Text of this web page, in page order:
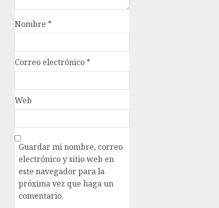
Nombre *
Correo electrónico *
Web
Guardar mi nombre, correo
electrónico y sitio web en
este navegador para la
próxima vez que haga un
comentario.